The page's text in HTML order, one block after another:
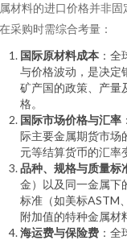
材料的进口价格并非
采购时需综合考量：
国际原材料成本 ：
与价格波动，是决定
矿产国的政策、产量
格。
国际市场价格与汇率
际主要金属期货市场
元等结算货币的汇率
品种、规格与质量标
金）以及同一金属下
标准（如美标ASTM
附加值的特种金属材
海运费与保险费 ：